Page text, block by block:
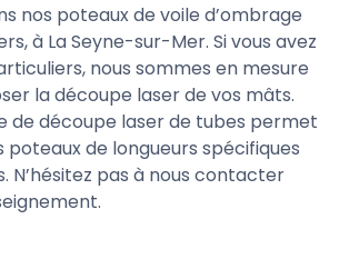
nos poteaux de voile d’ombrage
à La Seyne-sur-Mer. Si vous avez
nous sommes en mesure
la découpe laser de vos mâts.
de découpe laser de tubes permet
poteaux de longueurs spécifiques
N’hésitez pas à nous contacter